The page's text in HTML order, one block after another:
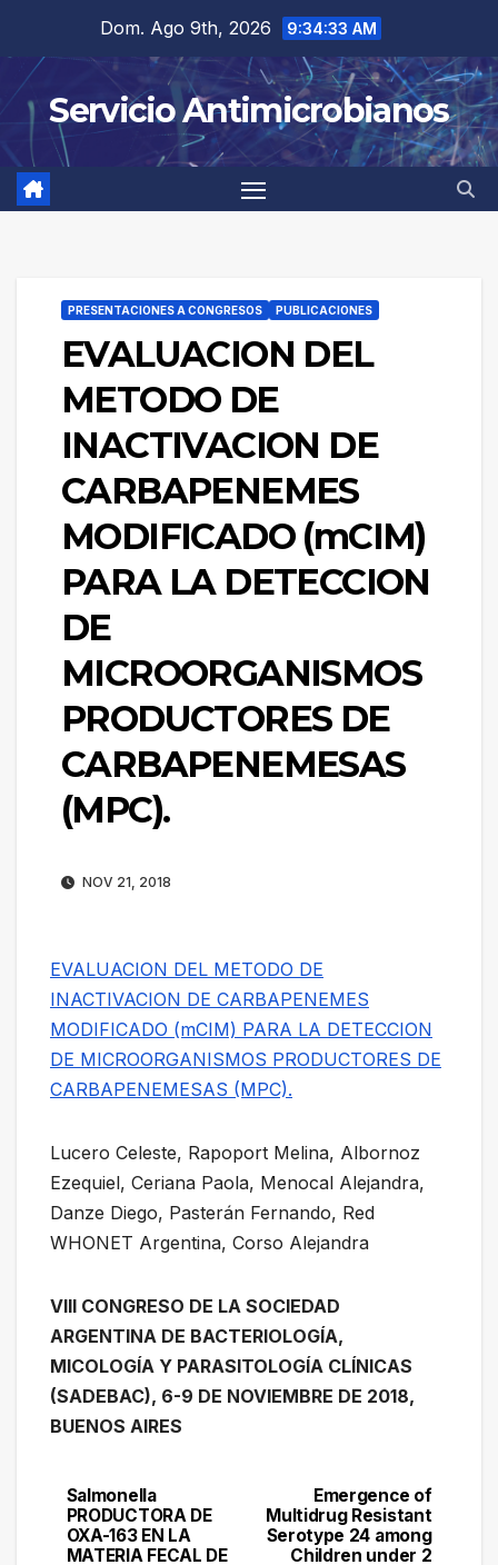
contenido
Dom. Ago 9th, 2026 9:34:33 AM
Servicio Antimicrobianos
PRESENTACIONES A CONGRESOS PUBLICACIONES
EVALUACION DEL
METODO DE
INACTIVACION DE
CARBAPENEMES
MODIFICADO (mCIM)
PARA LA DETECCION
DE
MICROORGANISMOS
PRODUCTORES DE
CARBAPENEMESAS
(MPC).
NOV 21, 2018
EVALUACION DEL METODO DE
INACTIVACION DE CARBAPENEMES
MODIFICADO (mCIM) PARA LA DETECCION
DE MICROORGANISMOS PRODUCTORES DE
CARBAPENEMESAS (MPC).
Lucero Celeste, Rapoport Melina, Albornoz
Ezequiel, Ceriana Paola, Menocal Alejandra,
Danze Diego, Pasterán Fernando, Red
WHONET Argentina, Corso Alejandra
VIII CONGRESO DE LA SOCIEDAD
ARGENTINA DE BACTERIOLOGÍA,
MICOLOGÍA Y PARASITOLOGÍA CLÍNICAS
(SADEBAC), 6-9 DE NOVIEMBRE DE 2018,
BUENOS AIRES
Navegación
de
Emergence of
Multidrug Resistant
Serotype 24 among
Children under 2
Salmonella
PRODUCTORA DE
OXA-163 EN LA
MATERIA FECAL DE